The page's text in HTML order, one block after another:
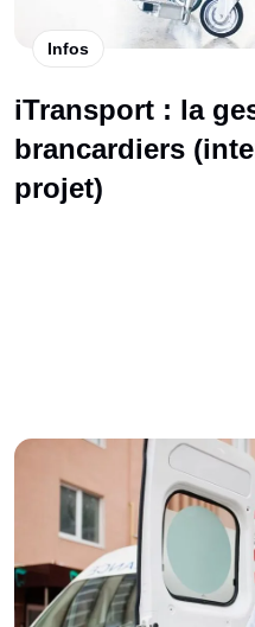
Infos
iTransport : la
brancardiers
projet)